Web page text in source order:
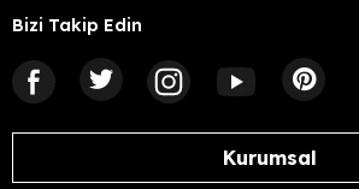
Bizi Takip Edin
Kurumsal